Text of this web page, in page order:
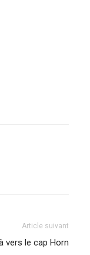
Article suivant
vers le cap Horn